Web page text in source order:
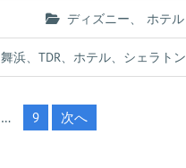
ディズニー、 ホテル
舞浜、TDR、ホテル、 シェラトン
… 9 次へ